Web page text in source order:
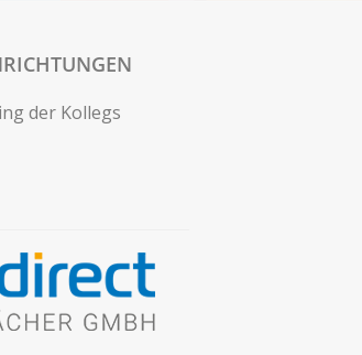
der Kollegs